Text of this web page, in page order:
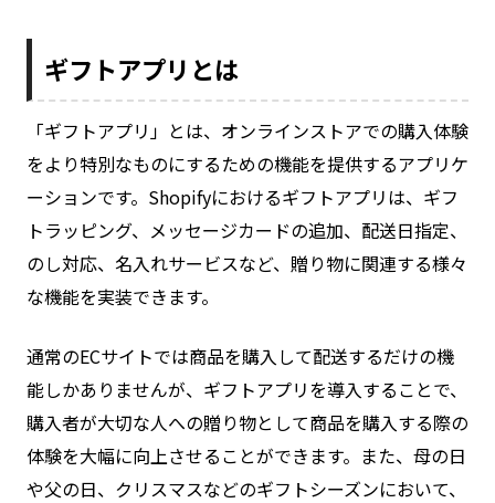
ギフトアプリとは
「ギフトアプリ」とは、オンラインストアでの購入体験
をより特別なものにするための機能を提供するアプリケ
ーションです。Shopifyにおけるギフトアプリは、ギフ
トラッピング、メッセージカードの追加、配送日指定、
のし対応、名入れサービスなど、贈り物に関連する様々
な機能を実装できます。
通常のECサイトでは商品を購入して配送するだけの機
能しかありませんが、ギフトアプリを導入することで、
購入者が大切な人への贈り物として商品を購入する際の
体験を大幅に向上させることができます。また、母の日
や父の日、クリスマスなどのギフトシーズンにおいて、